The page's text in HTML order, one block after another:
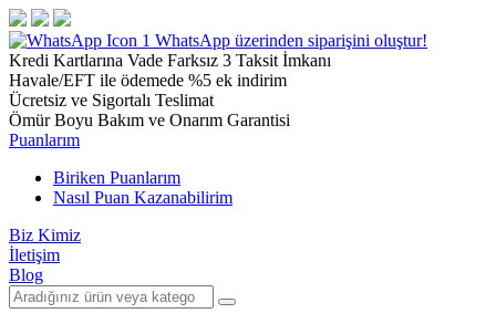
1 WhatsApp üzerinden siparişini oluştur!
Kredi Kartlarına Vade Farksız 3 Taksit İmkanı
Havale/EFT ile ödemede %5 ek indirim
Ücretsiz ve Sigortalı Teslimat
Ömür Boyu Bakım ve Onarım Garantisi
Puanlarım
Biriken Puanlarım
Nasıl Puan Kazanabilirim
Biz Kimiz
İletişim
Blog